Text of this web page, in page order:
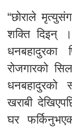
“छोराले
शक्ति दिइन्
धनबहादुरका
रोजगारको
धनबहादुरको
खराबी
घर